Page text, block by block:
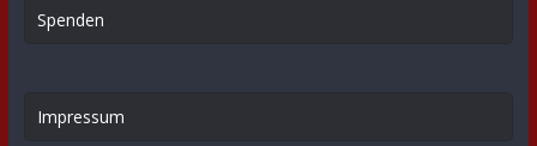
Spenden
Impressum